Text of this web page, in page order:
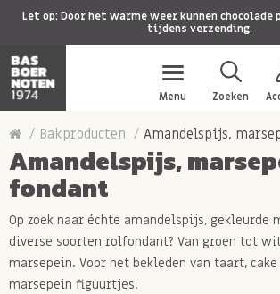
Let op: Door het warme weer kunnen
tijdens verzending.
Menu Zoeken
Bakproducten Amandelspijs,
Amandelspijs,
fondant
Op zoek naar échte amandelspijs, gekleurde
diverse soorten rolfondant? Van groen tot
marsepein. Voor het bekleden van taart,
marsepein figuurtjes!